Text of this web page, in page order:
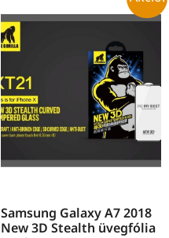
Samsung Galaxy A7 2018
New 3D Stealth üvegfólia